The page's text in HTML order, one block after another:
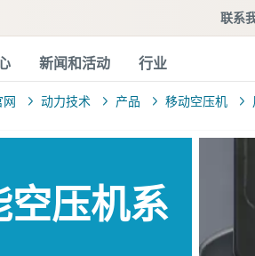
联系
新闻和活动 行业
网 动力技术 产品 移动空压机
空压机系